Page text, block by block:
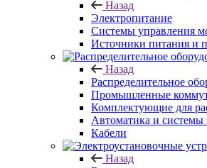
Назад
Электропитание
Системы управления
Источники питания и
Назад
Распределительное
Промышленные
Комплектующие для
Автоматика и
Кабели
Назад